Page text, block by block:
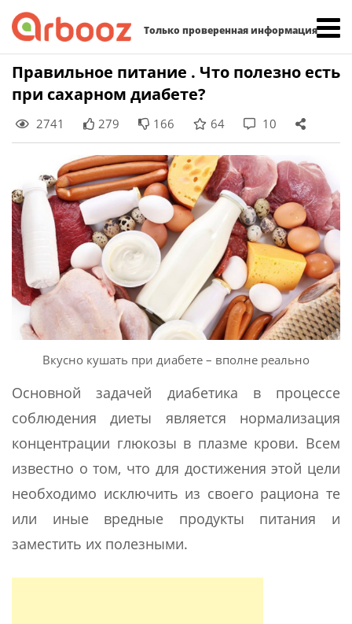
Только проверенная информация
Skip
content
Правильное питание . Что полезно есть
при сахарном диабете?
2741 279 166 64 10
Вкусно кушать при диабете – вполне реально
Основной задачей диабетика в процессе
соблюдения диеты является нормализация
концентрации глюкозы в плазме крови. Всем
известно о том, что для достижения этой цели
необходимо исключить из своего рациона те
или иные вредные продукты питания и
заместить их полезными.
Найти: